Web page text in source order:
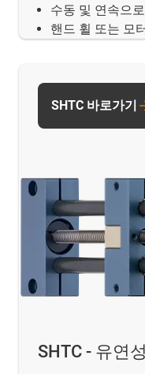
수동 및 연속으
핸드 휠 또는 모
SHTC - 유연성
SHTC 바로가기